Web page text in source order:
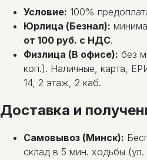
Условие: 100%
Юрлица (Безнал):
от 100 руб. с НДС.
Физлица (В офисе): без
коп.). Наличные, карта,
14, 2 этаж, 2 каб.
Доставка и
Самовывоз (Минск):
склад в 5 мин. ходьбы